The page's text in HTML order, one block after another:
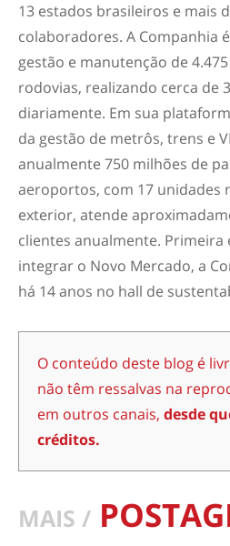
13 estados brasileiros e mais
colaboradores. A Companhia
gestão e manutenção de
rodovias, realizando cerca de
diariamente. Em sua
da gestão de metrôs, trens e
anualmente 750 milhões de
aeroportos, com 17 unidades
exterior, atende
clientes anualmente. Primeira
integrar o Novo Mercado, a
há 14 anos no hall de
O conteúdo deste blog é
não têm ressalvas na
em outros canais, desde
créditos.
MAIS /